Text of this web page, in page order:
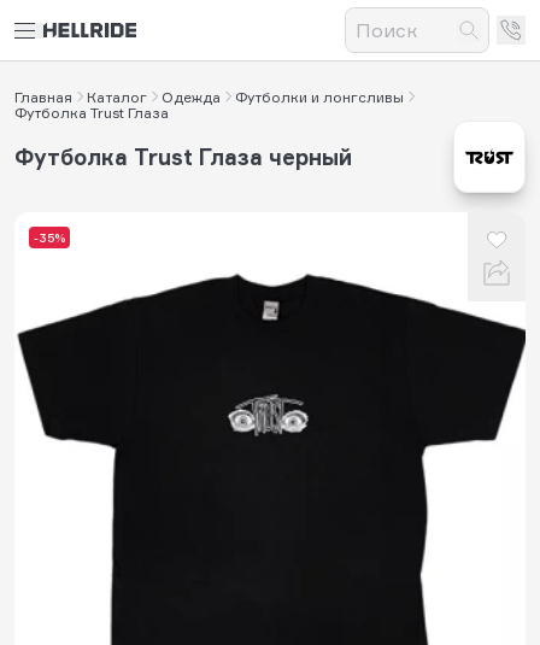
Главная Каталог Одежда
Футболки и лонгсливы
Футболка Trust Глаза
-35%
Футболка Trust Глаза черный